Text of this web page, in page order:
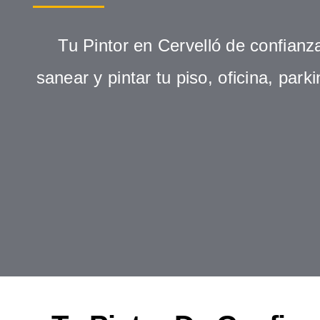
Tu Pintor en Cervelló de
sanear y pintar tu piso, oficina,